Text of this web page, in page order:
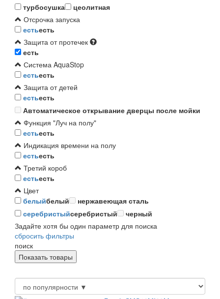
турбосушка
цеолитная
Отсрочка запуска
естьесть
Защита от протечек
есть
Система AquaStop
естьесть
Защита от детей
естьесть
Автоматическое открывание дверцы после мойки
Функция "Луч на полу"
естьесть
Индикация времени на полу
естьесть
Третий короб
естьесть
Цвет
белыйбелый
нержавеющая сталь
серебристыйсеребристый
черный
Задайте хотя бы один параметр для поиска
сбросить фильтры
поиск